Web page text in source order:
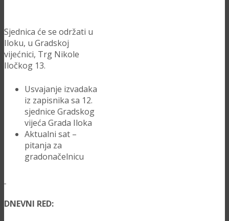
Sjednica će se održati u
Iloku, u Gradskoj
vijećnici, Trg Nikole
Iločkog 13.
Usvajanje izvadaka
iz zapisnika sa 12.
sjednice Gradskog
vijeća Grada Iloka
Aktualni sat –
pitanja za
gradonačelnicu
DNEVNI RED: